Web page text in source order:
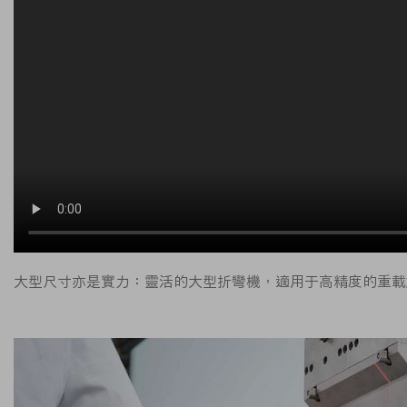
大型尺寸亦是實力：靈活的大型折彎機，適用于高精度的重